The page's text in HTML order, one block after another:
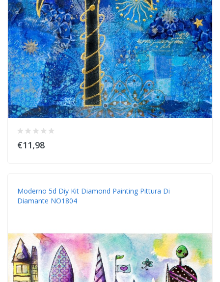
€11,98
Moderno 5d Diy Kit Diamond Painting Pittura Di
Diamante NO1804